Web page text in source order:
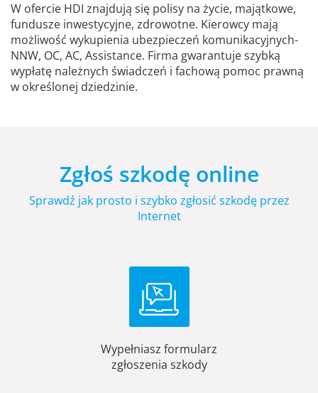
W ofercie HDI znajdują się polisy na życie, majątkowe,
fundusze inwestycyjne, zdrowotne. Kierowcy mają
możliwość wykupienia ubezpieczeń komunikacyjnych-
NNW, OC, AC, Assistance. Firma gwarantuje szybką
wypłatę należnych świadczeń i fachową pomoc prawną
w określonej dziedzinie.
Zgłoś szkodę online
Sprawdź jak prosto i szybko zgłosić szkodę przez
Internet
Wypełniasz formularz
zgłoszenia szkody